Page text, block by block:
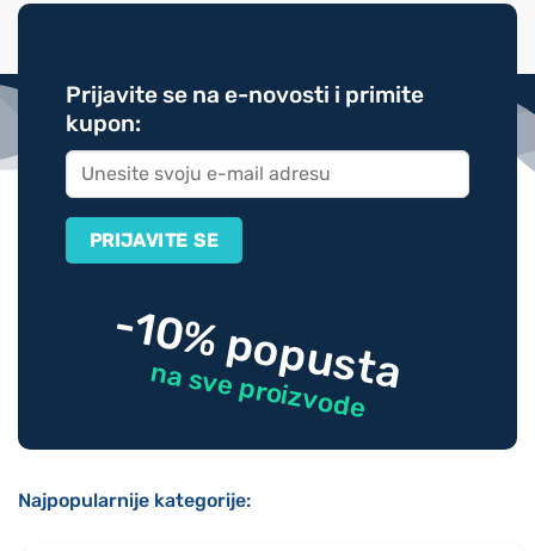
Prijavite se na e-novosti i primite
kupon:
-10% popusta
na sve proizvode
Najpopularnije kategorije: